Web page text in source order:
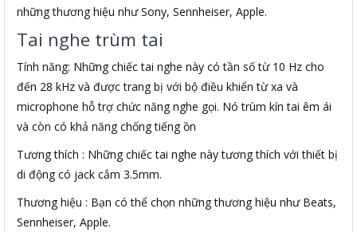
những thương hiệu như Sony, Sennheiser, Apple.
Tai nghe trùm tai
Tính năng: Những chiếc tai nghe này có tần số từ 10 Hz cho
đến 28 kHz và được trang bị với bộ điều khiển từ xa và
microphone hỗ trợ chức năng nghe gọi. Nó trùm kín tai êm ái
và còn có khả năng chống tiếng ồn
Tương thích : Những chiếc tai nghe này tương thích với thiết bị
di động có jack cắm 3.5mm.
Thương hiệu : Bạn có thể chọn những thương hiệu như Beats,
Sennheiser, Apple.